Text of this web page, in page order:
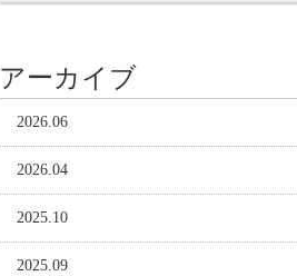
アーカイブ
2026.06
2026.04
2025.10
2025.09